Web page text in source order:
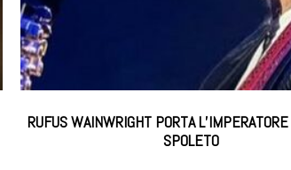
RUFUS WAINWRIGHT PORTA
SPOLETO